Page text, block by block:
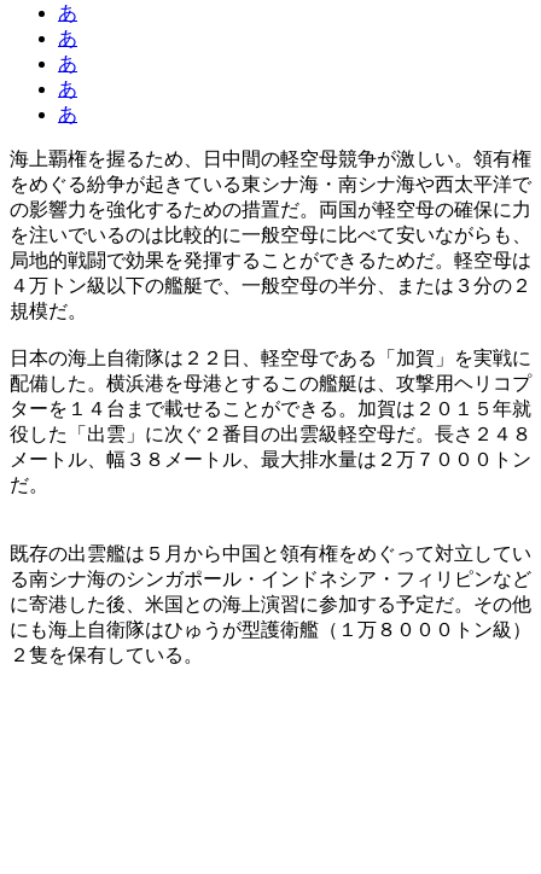
あ
あ
あ
あ
あ
海上覇権を握るため、日中間の軽空母競争が激しい。領有権
をめぐる紛争が起きている東シナ海・南シナ海や西太平洋で
の影響力を強化するための措置だ。両国が軽空母の確保に力
を注いでいるのは比較的に一般空母に比べて安いながらも、
局地的戦闘で効果を発揮することができるためだ。軽空母は
４万トン級以下の艦艇で、一般空母の半分、または３分の２
規模だ。
日本の海上自衛隊は２２日、軽空母である「加賀」を実戦に
配備した。横浜港を母港とするこの艦艇は、攻撃用ヘリコプ
ターを１４台まで載せることができる。加賀は２０１５年就
役した「出雲」に次ぐ２番目の出雲級軽空母だ。長さ２４８
メートル、幅３８メートル、最大排水量は２万７０００トン
だ。
既存の出雲艦は５月から中国と領有権をめぐって対立してい
る南シナ海のシンガポール・インドネシア・フィリピンなど
に寄港した後、米国との海上演習に参加する予定だ。その他
にも海上自衛隊はひゅうが型護衛艦（１万８０００トン級）
２隻を保有している。